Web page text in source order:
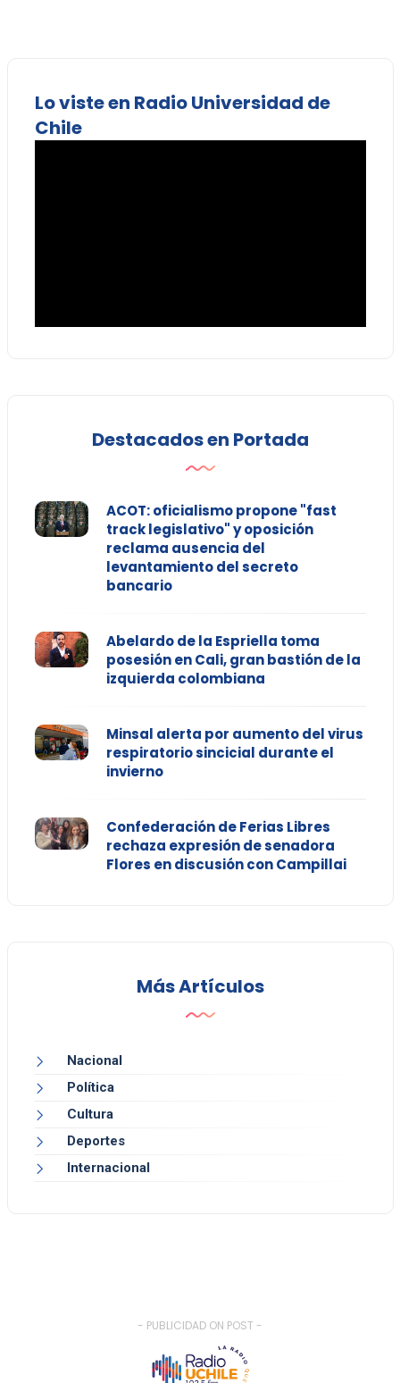
Lo viste en Radio Universidad de
Chile
Destacados en Portada
ACOT: oficialismo propone "fast
track legislativo" y oposición
reclama ausencia del
levantamiento del secreto
bancario
Abelardo de la Espriella toma
posesión en Cali, gran bastión de la
izquierda colombiana
Minsal alerta por aumento del virus
respiratorio sincicial durante el
invierno
Confederación de Ferias Libres
rechaza expresión de senadora
Flores en discusión con Campillai
Más Artículos
Nacional
Política
Cultura
Deportes
Internacional
- PUBLICIDAD ON POST -